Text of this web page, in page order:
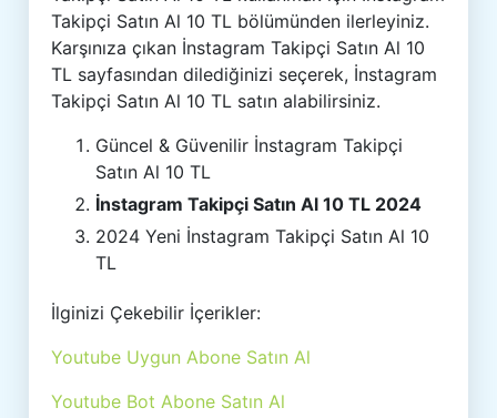
Takipçi Satın Al 10 TL bölümünden ilerleyiniz.
Karşınıza çıkan İnstagram Takipçi Satın Al 10
TL sayfasından dilediğinizi seçerek, İnstagram
Takipçi Satın Al 10 TL satın alabilirsiniz.
Güncel & Güvenilir İnstagram Takipçi
Satın Al 10 TL
İnstagram Takipçi Satın Al 10 TL 2024
2024 Yeni İnstagram Takipçi Satın Al 10
TL
İlginizi Çekebilir İçerikler:
Youtube Uygun Abone Satın Al
Youtube Bot Abone Satın Al